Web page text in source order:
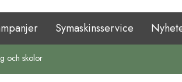
Symaskinsservice
och skolor